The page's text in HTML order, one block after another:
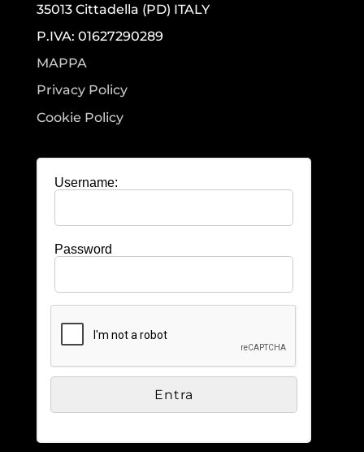
35013 Cittadella (PD) ITALY
P.IVA: 01627290289
MAPPA
Privacy Policy
Cookie Policy
Username:
Password